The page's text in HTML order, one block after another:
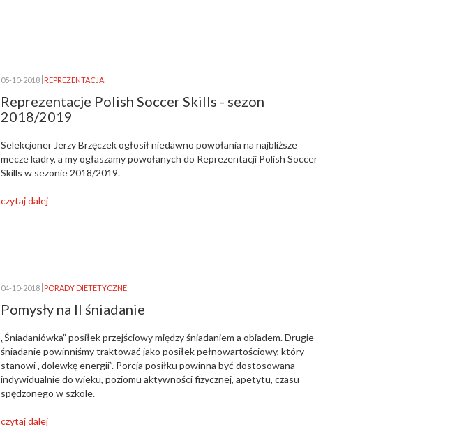
05-10-2018 REPREZENTACJA
Reprezentacje Polish Soccer Skills - sezon
2018/2019
Selekcjoner Jerzy Brzęczek ogłosił niedawno powołania na najbliższe
mecze kadry, a my ogłaszamy powołanych do Reprezentacji Polish Soccer
Skills w sezonie 2018/2019.
czytaj dalej
04-10-2018 PORADY DIETETYCZNE
Pomysły na II śniadanie
„Śniadaniówka” posiłek przejściowy między śniadaniem a obiadem. Drugie
śniadanie powinniśmy traktować jako posiłek pełnowartościowy, który
stanowi „dolewkę energii”. Porcja posiłku powinna być dostosowana
indywidualnie do wieku, poziomu aktywności fizycznej, apetytu, czasu
spędzonego w szkole.
czytaj dalej